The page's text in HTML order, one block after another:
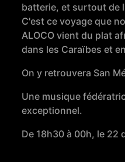
batterie, et surtout de
C'est ce voyage que
ALOCO vient du plat
dans les Caraïbes et
On y retrouvera San
Une musique
exceptionnel.
De 18h30 à 00h, le 22